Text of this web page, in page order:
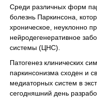
Среди различных форм
болезнь Паркинсона,
хроническое, неуклонно
нейродегенеративное
системы (ЦНС).
Патогенез клинических
паркинсонизма сходен и
медиаторных систем в
сегодняшний день